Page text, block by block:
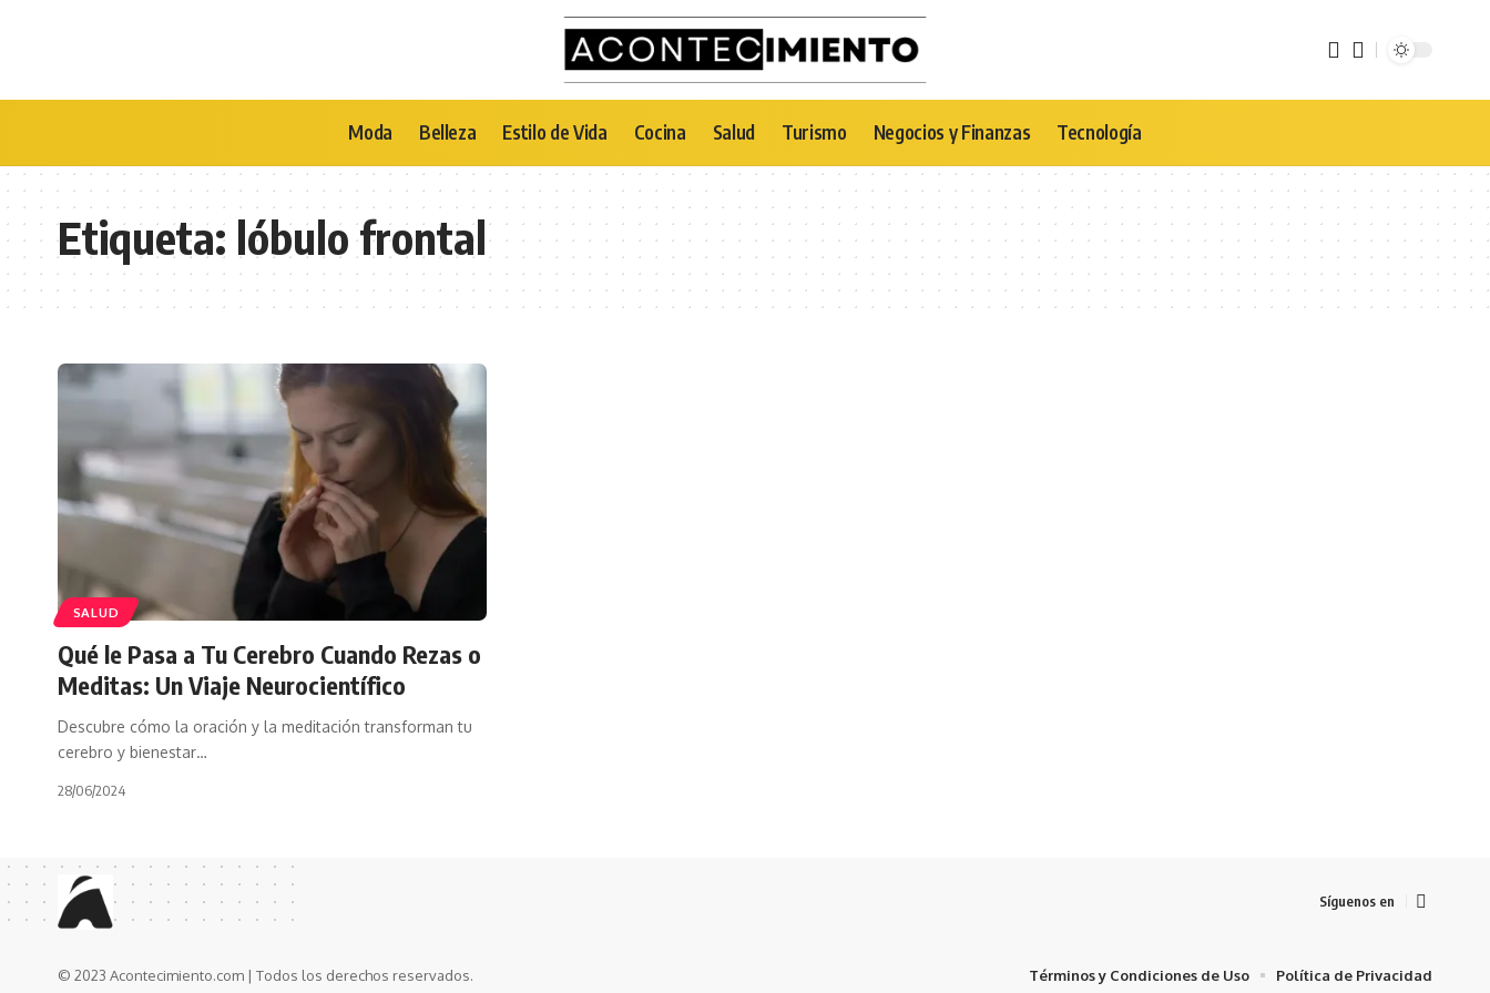
Moda Belleza Estilo de Vida Cocina Salud Turismo Negocios y Finanzas Tecnología
Etiqueta: lóbulo frontal
SALUD
Qué le Pasa a Tu Cerebro Cuando Rezas o
Meditas: Un Viaje Neurocientífico
Descubre cómo la oración y la meditación transforman tu
cerebro y bienestar…
28/06/2024
Síguenos en
© 2023 Acontecimiento.com | Todos los derechos reservados. Términos y Condiciones de Uso Política de Privacidad